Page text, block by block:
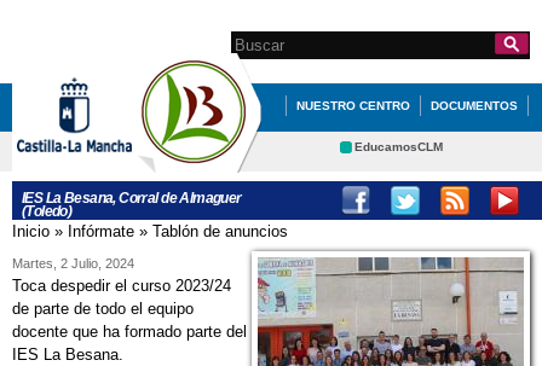
contenido
principalFormulario de
búsqueda
Search this site
NUESTRO CENTRO DOCUMENTOS
SECRETARÍA
PROGRAMAS DE CENTRO
EducamosCLM
Educación Cultura
Contacto
IES La Besana, Corral de Almaguer
(Toledo)
Se encuentra usted aquí
Inicio » Infórmate » Tablón de anuncios
Martes, 2 Julio, 2024
Toca despedir el curso 2023/24
de parte de todo el equipo
docente que ha formado parte del
IES La Besana.